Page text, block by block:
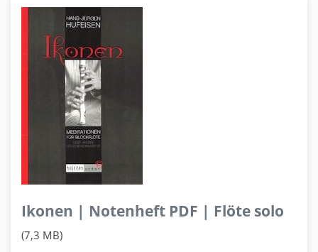
Ikonen | Notenheft PDF | Flöte solo
(7,3 MB)